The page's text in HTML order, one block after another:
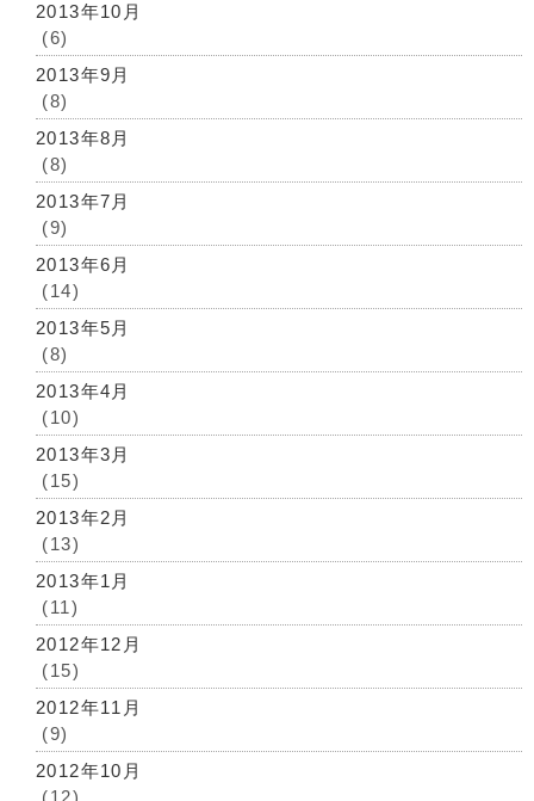
2013年10月
(6)
2013年9月
(8)
2013年8月
(8)
2013年7月
(9)
2013年6月
(14)
2013年5月
(8)
2013年4月
(10)
2013年3月
(15)
2013年2月
(13)
2013年1月
(11)
2012年12月
(15)
2012年11月
(9)
2012年10月
(12)